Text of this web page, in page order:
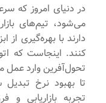
در دنیای امروز که
می‌شود، تیم‌های
دارند با بهره‌گیری از
کنند. اینجاست که
تحول‌آفرین وارد عمل
تا بهبود نرخ
تجربه بازاریابی